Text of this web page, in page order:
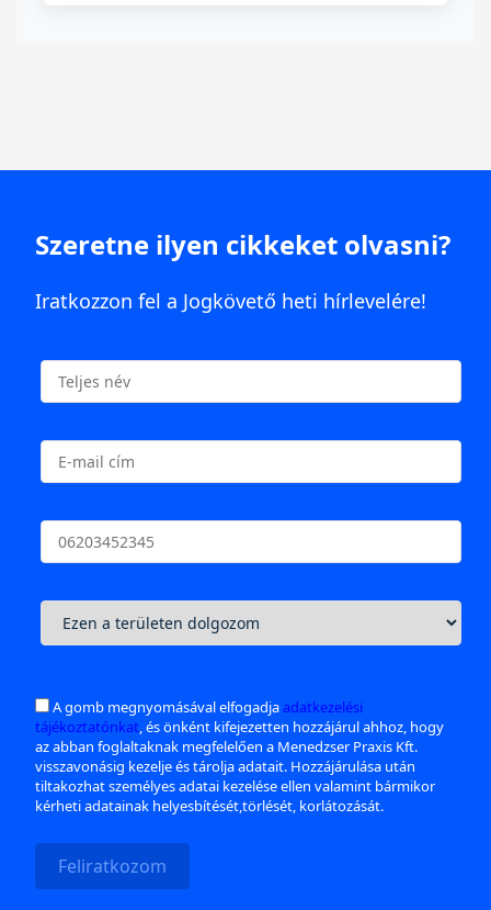
Szeretne ilyen cikkeket olvasni?
Iratkozzon fel a Jogkövető heti hírlevelére!
A gomb megnyomásával elfogadjaadatkezelési
tájékoztatónkat, és önként kifejezetten hozzájárul ahhoz, hogy
az abban foglaltaknak megfelelően a Menedzser Praxis Kft.
visszavonásig kezelje és tárolja adatait. Hozzájárulása után
tiltakozhat személyes adatai kezelése ellen valamint bármikor
kérheti adatainak helyesbítését,törlését, korlátozását.
Feliratkozom